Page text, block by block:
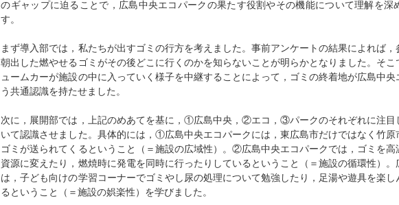
のギャップに迫ることで，広島中央エコパークの果たす役割やその機能について理解を深
す。
まず導入部では，私たちが出すゴミの行方を考えました。事前アンケートの結果によれば，
朝出した燃やせるゴミがその後どこに行くのかを知らないことが明らかとなりました。そこ
ュームカーが施設の中に入っていく様子を中継することによって，ゴミの終着地が広島中
う共通認識を持たせました。
次に，展開部では，上記のめあてを基に，①広島中央，②エコ，③パークのそれぞれに注目
いて認識させました。具体的には，①広島中央エコパークには，東広島市だけではなく竹原
ゴミが送られてくるということ（＝施設の広域性）。②広島中央エコパークでは，ゴミを高
資源に変えたり，燃焼時に発電を同時に行ったりしているということ（＝施設の循環性）
は，子ども向けの学習コーナーでゴミやし尿の処理について勉強したり，足湯や遊具を楽し
るということ（＝施設の娯楽性）を学びました。